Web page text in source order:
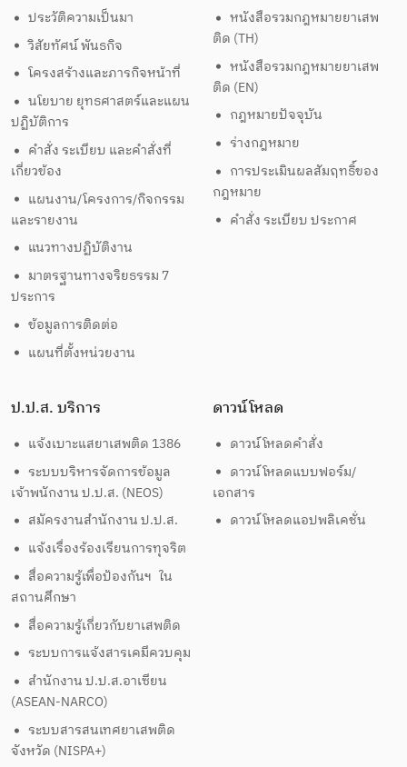
ประวัติความเป็นมา
วิสัยทัศน์ พันธกิจ
โครงสร้างและภารกิจหน้าที่
นโยบาย ยุทธศาสตร์และแผน
ปฏิบัติการ
คำสั่ง ระเบียบ และคำสั่งที่
เกี่ยวข้อง
แผนงาน/โครงการ/กิจกรรม
และรายงาน
แนวทางปฏิบัติงาน
มาตรฐานทางจริยธรรม 7
ประการ
ข้อมูลการติดต่อ
แผนที่ตั้งหน่วยงาน
หนังสือรวมกฎหมายยาเสพ
ติด (TH)
หนังสือรวมกฎหมายยาเสพ
ติด (EN)
กฎหมายปัจจุบัน
ร่างกฎหมาย
การประเมินผลสัมฤทธิ์ของ
กฎหมาย
คำสั่ง ระเบียบ ประกาศ
ป.ป.ส. บริการ
แจ้งเบาะแสยาเสพติด 1386
ระบบบริหารจัดการข้อมูล
เจ้าพนักงาน ป.ป.ส. (NEOS)
สมัครงานสำนักงาน ป.ป.ส.
แจ้งเรื่องร้องเรียนการทุจริต
สื่อความรู้เพื่อป้องกันฯ ใน
สถานศึกษา
สื่อความรู้เกี่ยวกับยาเสพติด
ระบบการแจ้งสารเคมีควบคุม
สำนักงาน ป.ป.ส.อาเซียน
(ASEAN-NARCO)
ระบบสารสนเทศยาเสพติด
จังหวัด (NISPA+)
ดาวน์โหลด
ดาวน์โหลดคำสั่ง
ดาวน์โหลดแบบฟอร์ม/
เอกสาร
ดาวน์โหลดแอปพลิเคชั่น